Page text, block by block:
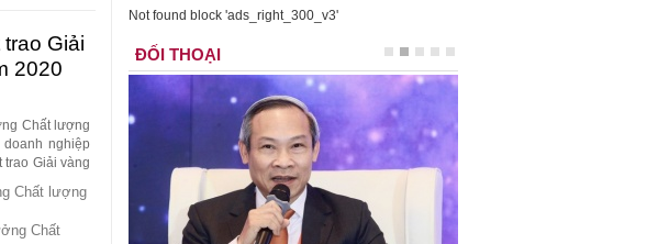
Giải
2020
Chất lượng
nghiệp
Giải vàng
Chất lượng
Chất
Not found block 'ads_right_300_v3'
ĐỐI THOẠI